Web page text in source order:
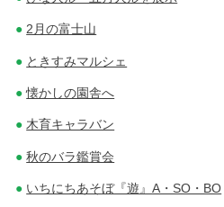
2月の富士山
ときすみマルシェ
懐かしの園舎へ
木育キャラバン
秋のバラ鑑賞会
いちにちあそぼ『遊』A・SO・BO